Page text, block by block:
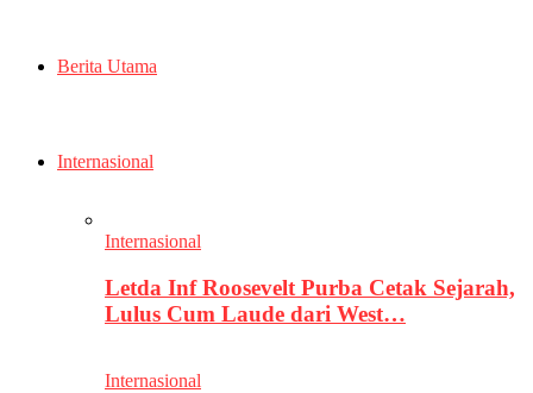
Berita Utama
Internasional
Internasional
Letda Inf Roosevelt Purba Cetak Sejarah,
Lulus Cum Laude dari West…
Internasional